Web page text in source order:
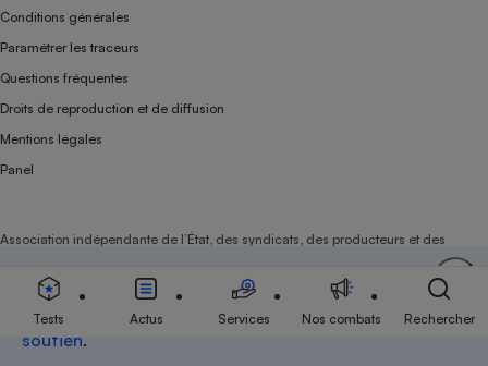
Soutenez-nous
Aujourd'hui plus que jamais, nous comptons sur
votre
soutien.
Conditions générales
Paramétrer les traceurs
Questions fréquentes
Droits de reproduction et de diffusion
Mentions légales
Panel
Association indépendante de l’État, des syndicats, des producteurs et des
Tests Actus Services Nos combats Rechercher